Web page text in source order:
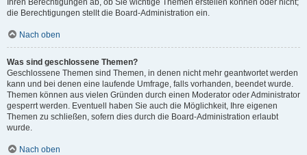
Ihren Berechtigungen ab, ob Sie wichtige Themen erstellen können oder nicht;
die Berechtigungen stellt die Board-Administration ein.
Nach oben
Was sind geschlossene Themen?
Geschlossene Themen sind Themen, in denen nicht mehr geantwortet werden
kann und bei denen eine laufende Umfrage, falls vorhanden, beendet wurde.
Themen können aus vielen Gründen durch einen Moderator oder Administrator
gesperrt werden. Eventuell haben Sie auch die Möglichkeit, Ihre eigenen
Themen zu schließen, sofern dies durch die Board-Administration erlaubt
wurde.
Nach oben